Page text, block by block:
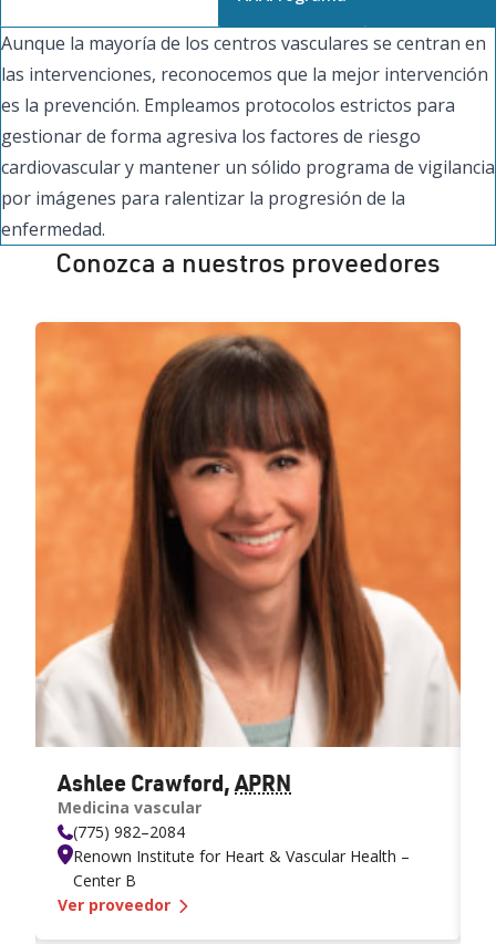
Aunque la mayoría de los centros vasculares se centran en
las intervenciones, reconocemos que la mejor intervención
es la prevención. Empleamos protocolos estrictos para
gestionar de forma agresiva los factores de riesgo
cardiovascular y mantener un sólido programa de vigilancia
por imágenes para ralentizar la progresión de la
enfermedad.
Conozca a nuestros proveedores
Ashlee Crawford,APRN
Medicina vascular
(775) 982–2084
Renown Institute for Heart & Vascular Health –
Center B
Ver proveedor — ABRIL de